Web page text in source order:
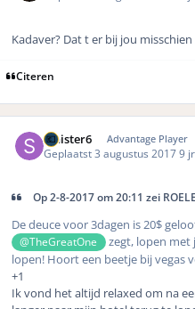
Kadaver? Dat t er bij jou
Citeren
Sinister6 Advantage Player
Geplaatst3 augustus 20179 jr
Op 2-8-2017 om 20:11 zei
De deuce voor 3dagen is 20$
@TheGreatOne
zegt, lopen met
lopen! Hoort een beetje bij vegas
+1
Ik vond het altijd relaxed om na